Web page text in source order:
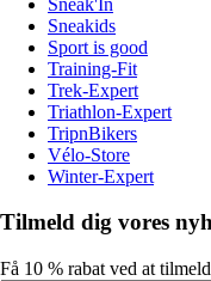
Sneakids
Sport is good
Training-Fit
Trek-Expert
Triathlon-Expert
TripnBikers
Vélo-Store
Winter-Expert
Tilmeld dig vores
Få 10 % rabat ved at